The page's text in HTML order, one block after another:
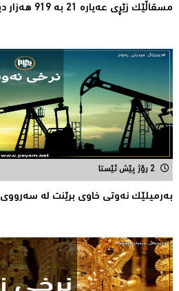
مسقاڵێک زێڕی عەیارە 21 بە 919 هەزار دینارە
2 رۆژ پێش ئێستا
بەرمیلێک نەوتى خاوى برێنت لە سەرووى 83 دۆلارەوەیە